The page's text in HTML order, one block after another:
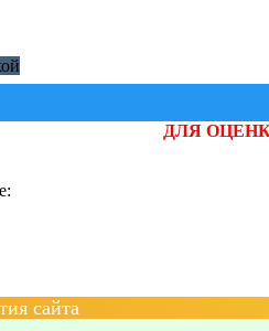
ДЛЯ
сайта